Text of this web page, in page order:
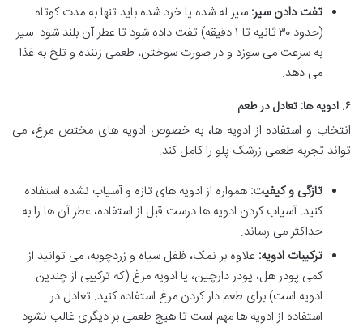
تفت دادن سیر: سیر له شده یا خرد شده باید تنها به مدت کوتاه
(حدود ۳۰ ثانیه تا ۱ دقیقه) تفت داده شود تا عطر آن بلند شود. سیر
به سرعت می سوزد و در صورت سوختن، طعمی زننده و تلخ به غذا
می دهد.
۶. ادویه ها: تعادل در طعم
انتخاب و استفاده از ادویه ها، به خصوص ادویه های مختص مرغ، می
تواند تجربه طعمی زرشک پلو را کامل کند.
تازگی و کیفیت: همواره از ادویه های تازه و آسیاب نشده استفاده
کنید. آسیاب کردن ادویه ها درست قبل از استفاده، عطر آن ها را به
حداکثر می رساند.
ترکیبات ادویه: علاوه بر نمک، فلفل سیاه و زردچوبه، می توانید از
کمی پودر هل، پودر دارچین، یا ادویه مرغ (که ترکیبی از چندین
ادویه است) برای طعم دار کردن مرغ استفاده کنید. تعادل در
استفاده از ادویه ها مهم است تا هیچ طعمی بر دیگری غالب نشود.